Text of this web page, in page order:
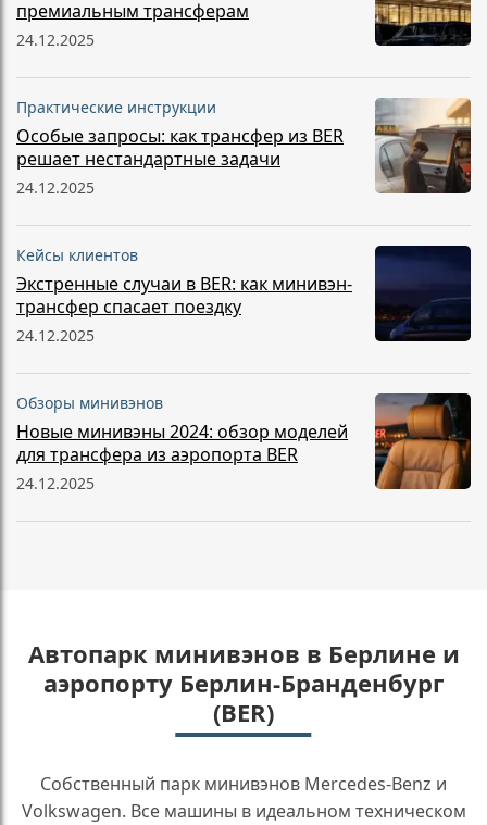
премиальным трансферам
24.12.2025
Практические инструкции
Особые запросы: как трансфер из BER
решает нестандартные задачи
24.12.2025
Кейсы клиентов
Экстренные случаи в BER: как минивэн-
трансфер спасает поездку
24.12.2025
Обзоры минивэнов
Новые минивэны 2024: обзор моделей
для трансфера из аэропорта BER
24.12.2025
Автопарк минивэнов в Берлине и
аэропорту Берлин-Бранденбург
(BER)
Собственный парк минивэнов Mercedes-Benz и
Volkswagen. Все машины в идеальном техническом